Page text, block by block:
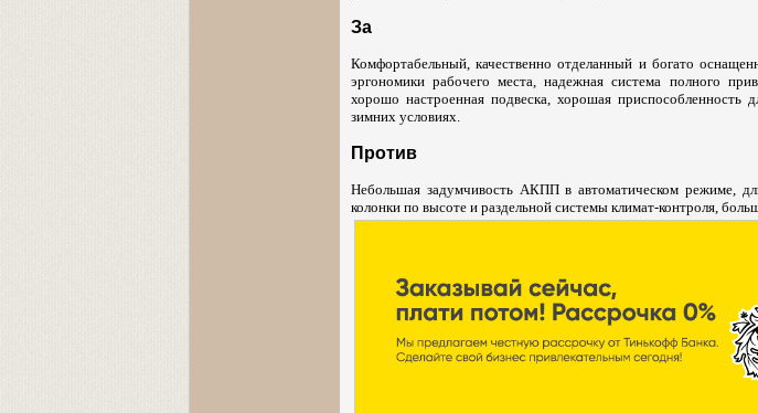
За
Комфортабельный, качественно отделанный и богато
эргономики рабочего места, надежная система полного
хорошо настроенная подвеска, хорошая приспособленность
зимних условиях.
Против
Небольшая задумчивость АКПП в автоматическом режиме,
колонки по высоте и раздельной системы климат-контроля,